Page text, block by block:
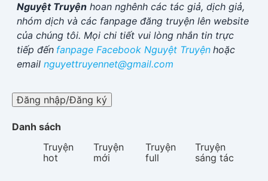
Nguyệt Truyện hoan nghênh các tác giả, dịch giả,
nhóm dịch và các fanpage đăng truyện lên website
của chúng tôi. Mọi chi tiết vui lòng nhắn tin trực
tiếp đến fanpage Facebook Nguyệt Truyện hoặc
email nguyettruyennet@gmail.com
Đăng nhập/Đăng ký
Danh sách
Truyện
hot
Truyện
mới
Truyện
full
Truyện
sáng tác